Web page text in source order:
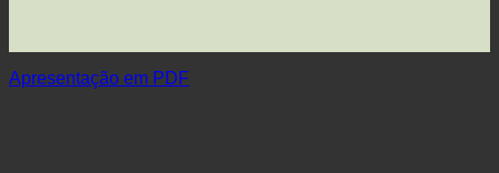
Apresentação em PDF